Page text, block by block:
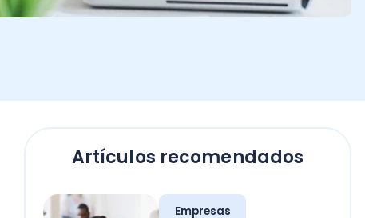
Artículos recomendados
Empresas
horas extras en Chile:
Todas las fórmulas